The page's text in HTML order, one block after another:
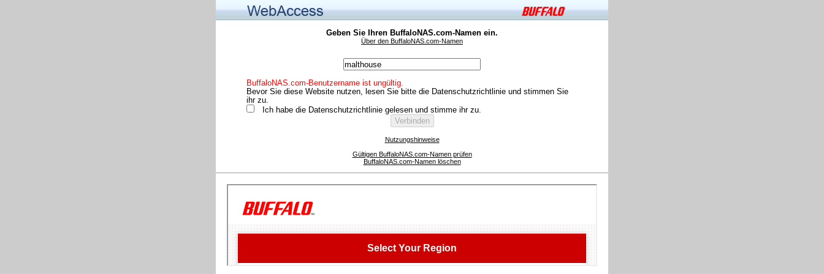
Geben Sie Ihren BuffaloNAS.com-Namen ein.
Über den BuffaloNAS.com-Namen
BuffaloNAS.com-Benutzername ist ungültig.
Bevor Sie diese Website nutzen, lesen Sie bitte die Datenschutzrichtlinie und stimmen Sie
ihr zu.
Ich habe die Datenschutzrichtlinie gelesen und stimme ihr zu.
Nutzungshinweise
Gültigen BuffaloNAS.com-Namen prüfen
BuffaloNAS.com-Namen löschen